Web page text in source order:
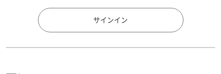
国 / エリア サインイン